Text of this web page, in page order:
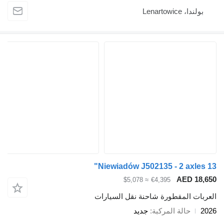
Niewiadów J502135 - 2
€4,395
≈ $5,078
المقطورة شاحنة نقل السيارات
حالة المركبة جديد